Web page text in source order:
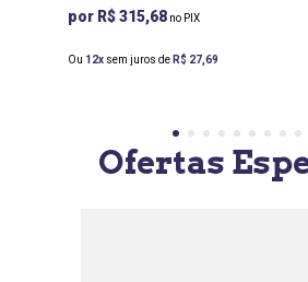
R$ 315,68
Ou 12 sem juros de R$ 27, 69
Ofertas